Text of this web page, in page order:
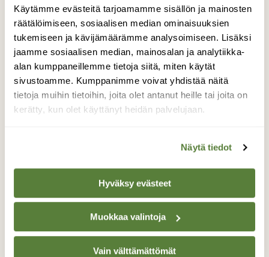
Käytämme evästeitä tarjoamamme sisällön ja mainosten
räätälöimiseen, sosiaalisen median ominaisuuksien
tukemiseen ja kävijämäärämme analysoimiseen. Lisäksi
jaamme sosiaalisen median, mainosalan ja analytiikka-
alan kumppaneillemme tietoja siitä, miten käytät
sivustoamme. Kumppanimme voivat yhdistää näitä
tietoja muihin tietoihin, joita olet antanut heille tai joita on
kerätty, kun olet käyttänyt heidän palvelujaan.
Näytä tiedot
Hyväksy evästeet
Muokkaa valintoja
Vain välttämättömät
Poikaset suojassa
Navakka syystuuli vihmoi ja
fasaaninpoikaset pysyivät hetken suojassa
pihamme katajan alla. Poikaset ovat
fasaaninaaraan toiset tälle kesälle.
Lappeenranta 20.9.2021
TAKAISIN LISTAAN